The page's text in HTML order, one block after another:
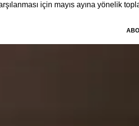
için mayıs ayına yönelik